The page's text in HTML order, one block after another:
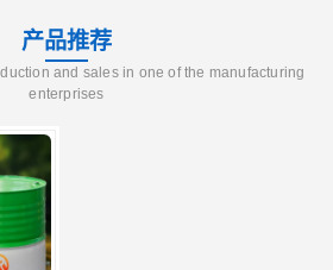
产品推荐
and sales in one of the manufacturing
enterprises